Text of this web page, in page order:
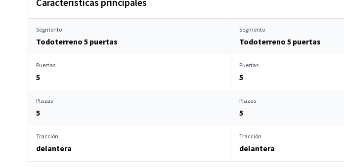
Segmento
Todoterreno 5 puertas
Segmento
Todoterreno 5 puertas
Puertas
5
Puertas
5
Plazas
5
Plazas
5
Tracción
delantera
Tracción
delantera